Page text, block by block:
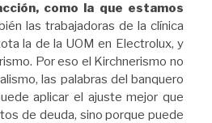
como la que estamos
las trabajadoras de la clínica
la de la UOM en Electrolux, y
Por eso el Kirchnerismo no
las palabras del banquero
aplicar el ajuste mejor que
de deuda, sino porque puede